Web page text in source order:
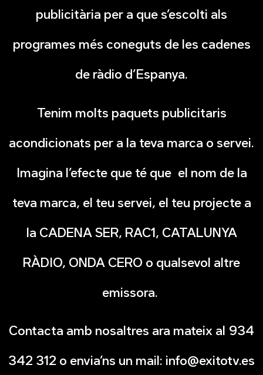
publicitària per a que s’escolti als
programes més coneguts de les cadenes
de ràdio d’Espanya.
Tenim molts paquets publicitaris
acondicionats per a la teva marca o servei.
Imagina l’efecte que té que el nom de la
teva marca, el teu servei, el teu projecte a
la CADENA SER, RAC1, CATALUNYA
RÀDIO, ONDA CERO o qualsevol altre
emissora.
Contacta amb nosaltres ara mateix al 934
342 312 o envia’ns un mail: info@exitotv.es